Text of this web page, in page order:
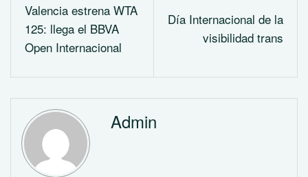
Valencia estrena WTA
125: llega el BBVA
Open Internacional
Día Internacional de la
visibilidad trans
Admin